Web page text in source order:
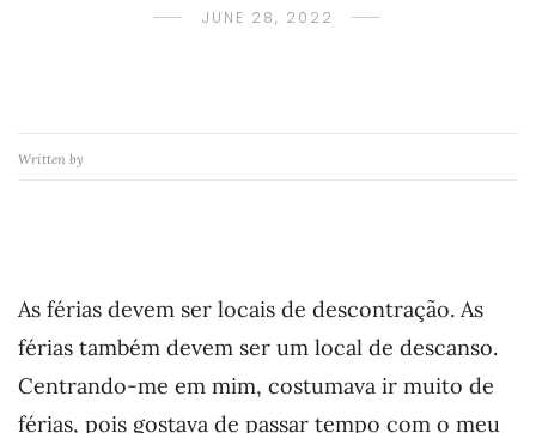
JUNE 28, 2022
Written by
As férias devem ser locais de descontração. As
férias também devem ser um local de descanso.
Centrando-me em mim, costumava ir muito de
férias, pois gostava de passar tempo com o meu